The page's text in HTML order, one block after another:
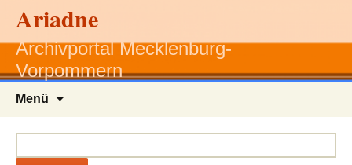
Ariadne
Archivportal Mecklenburg-
Vorpommern
Menü